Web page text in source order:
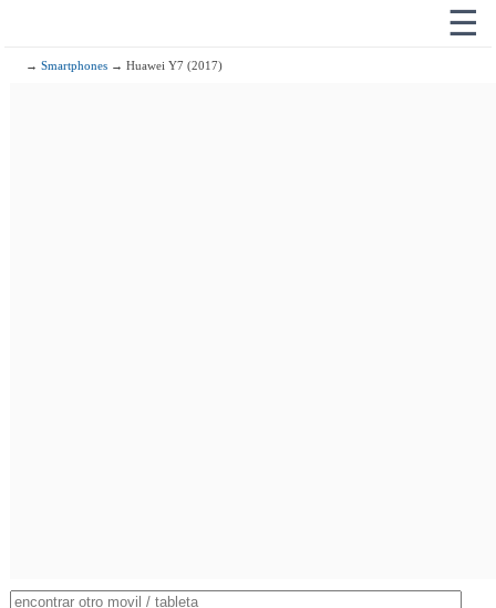
☰
→Smartphones → Huawei Y7 (2017)